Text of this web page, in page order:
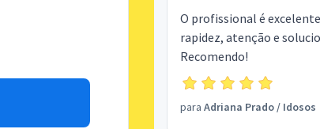
O profissional é
rapidez, atenção e
Recomendo!
para Adriana Prado/ Idosos